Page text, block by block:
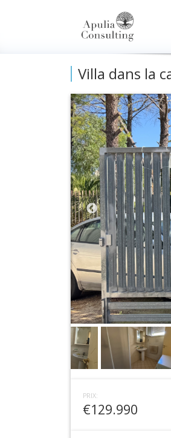
Villa dans la
PRIX:
€129.990